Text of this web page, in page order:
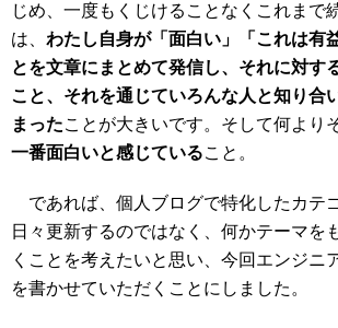
じめ、一度もくじけることなくこれまで
は、 わたし自身が「面白い」「これは有
とを文章にまとめて発信し、それに対す
こと、それを通じていろんな人と知り合
まったことが大きいです。そして何より
一番面白いと感じていること。
であれば、個人ブログで特化したカテ
日々更新するのではなく、何かテーマを
くことを考えたいと思い、今回エンジニ
を書かせていただくことにしました。